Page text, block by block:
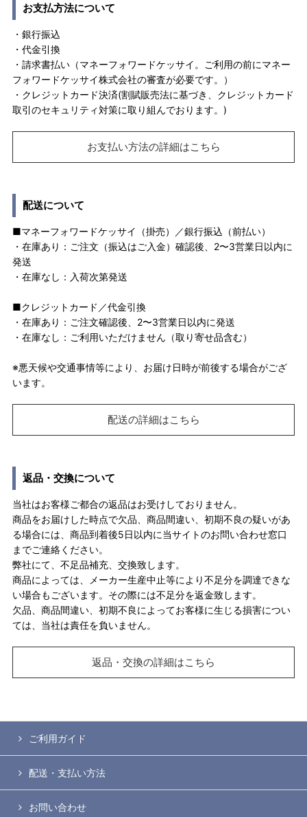
お支払方法について
・銀行振込
・代金引換
・請求書払い（マネーフォワードケッサイ。ご利用の前にマネー
フォワードケッサイ株式会社の審査が必要です。）
・クレジットカード決済(割賦販売法に基づき、クレジットカード
取引のセキュリティ対策に取り組んでおります。)
お支払い方法の詳細はこちら
配送について
■マネーフォワードケッサイ（掛売）／銀行振込（前払い）
・在庫あり：ご注文（振込はご入金）確認後、2〜3営業日以内に
発送
・在庫なし：入荷次第発送
■クレジットカード／代金引換
・在庫あり：ご注文確認後、2〜3営業日以内に発送
・在庫なし：ご利用いただけません（取り寄せ品含む）
※悪天候や交通事情等により、お届け日時が前後する場合がござ
います。
配送の詳細はこちら
返品・交換について
当社はお客様ご都合の返品はお受けしておりません。
商品をお届けした時点で欠品、商品間違い、初期不良の疑いがあ
る場合には、商品到着後5日以内に当サイトのお問い合わせ窓口
までご連絡ください。
弊社にて、不足品補充、交換致します。
商品によっては、メーカー生産中止等により不足分を調達できな
い場合もございます。その際には不足分を返金致します。
欠品、商品間違い、初期不良によってお客様に生じる損害につい
ては、当社は責任を負いません。
返品・交換の詳細はこちら
ご利用ガイド
配送・支払い方法
お問い合わせ